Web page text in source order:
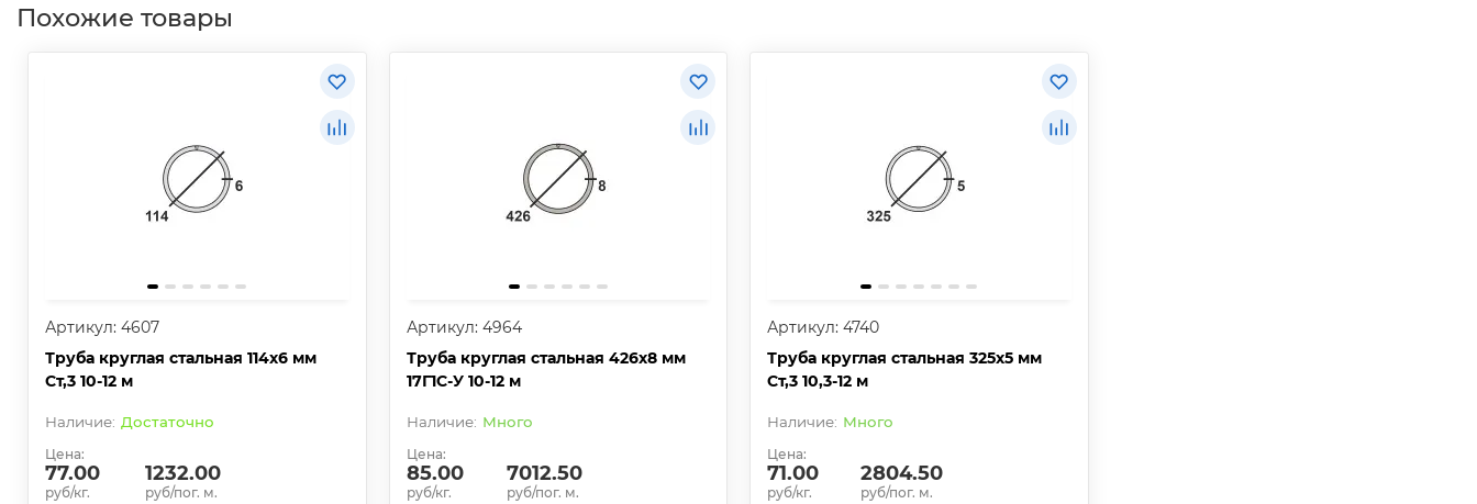
Похожие товары
Артикул: 4607
Труба круглая стальная 114х6 мм
Ст,3 10-12 м
Достаточно
Цена:
77.00
руб/кг.
1232.00
руб/пог. м.
Артикул: 4964
Труба круглая стальная 426х8 мм
17Г1С-У 10-12 м
Много
Цена:
85.00
руб/кг.
7012.50
руб/пог. м.
Артикул: 4740
Труба круглая стальная 325х5 мм
Ст,3 10,3-12 м
Много
Цена:
71.00
руб/кг.
2804.50
руб/пог. м.